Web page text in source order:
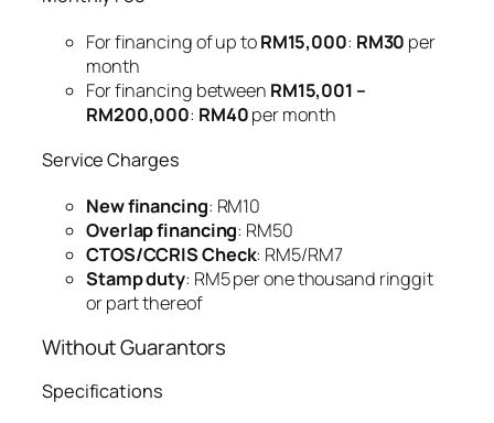
For financing of up toRM15,000: RM30 per
month
For financing between RM15,001 –
RM200,000: RM40per month
Service Charges
New financing: RM10
Overlap financing: RM50
CTOS/CCRIS Check: RM5/RM7
Stamp duty: RM5 per one thousand ringgit
or part thereof
Without Guarantors
Specifications